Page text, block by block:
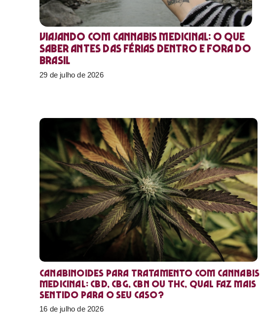
Viajando com cannabis medicinal: o que
saber antes das férias dentro e fora do
Brasil
29 de julho de 2026
Canabinoides para tratamento com cannabis
medicinal: CBD, CBG, CBN ou THC, qual faz mais
sentido para o seu caso?
16 de julho de 2026